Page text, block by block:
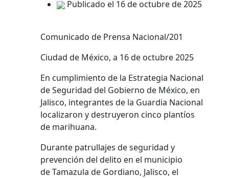
Publicado el 16 de octubre de 2025
Comunicado de Prensa Nacional/201
Ciudad de México, a 16 de octubre 2025
En cumplimiento de la Estrategia Nacional
de Seguridad del Gobierno de México, en
Jalisco, integrantes de la Guardia Nacional
localizaron y destruyeron cinco plantíos
de marihuana.
Durante patrullajes de seguridad y
prevención del delito en el municipio
de Tamazula de Gordiano, Jalisco, el